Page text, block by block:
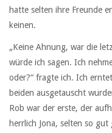
hatte selten ihre Freunde
keinen.
„Keine Ahnung, war die
würde ich sagen. Ich
oder?“ fragte ich. Ich
beiden ausgetauscht
Rob war der erste, der
herrlich Jona, selten so